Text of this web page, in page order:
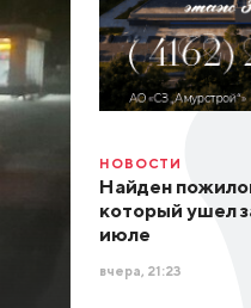
НОВОСТИ
Найден
который ушел
июле
вчера, 21:23